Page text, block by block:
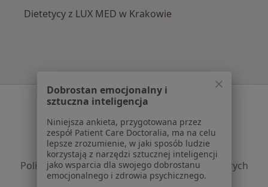
Dietetycy z LUX MED w Krakowie
Serwis
Regulamin
Polityka prywatności pacjentów
Polityka prywatności profesjonalistów
Polityka prywatności dla profesjonalistów, których
dane pozyskaliśmy samodzielnie
Dobrostan emocjonalny i
sztuczna inteligencja
Niniejsza ankieta, przygotowana przez
zespół Patient Care Doctoralia, ma na celu
lepsze zrozumienie, w jaki sposób ludzie
korzystają z narzędzi sztucznej inteligencji
jako wsparcia dla swojego dobrostanu
emocjonalnego i zdrowia psychicznego.